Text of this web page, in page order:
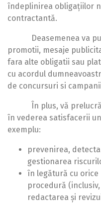
îndeplinirea obligațiilor
contractantă.
Deasemenea va
promotii, mesaje
fara alte obligatii sau
cu acordul
de concursuri si
În plus, vă
în vederea satisfacerii
exemplu:
prevenirea,
gestionarea
în legătură cu
procedură
redactarea și